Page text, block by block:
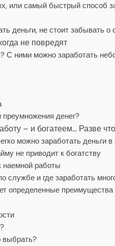
или самый быстрый способ
деньги, не стоит забывать о
не повредят
С ними можно заработать
денег?
– и богатеем… Разве
можно заработать деньги в
не приводит к богатству
наемной работы
и где заработать
определенные преимущества
выбрать?